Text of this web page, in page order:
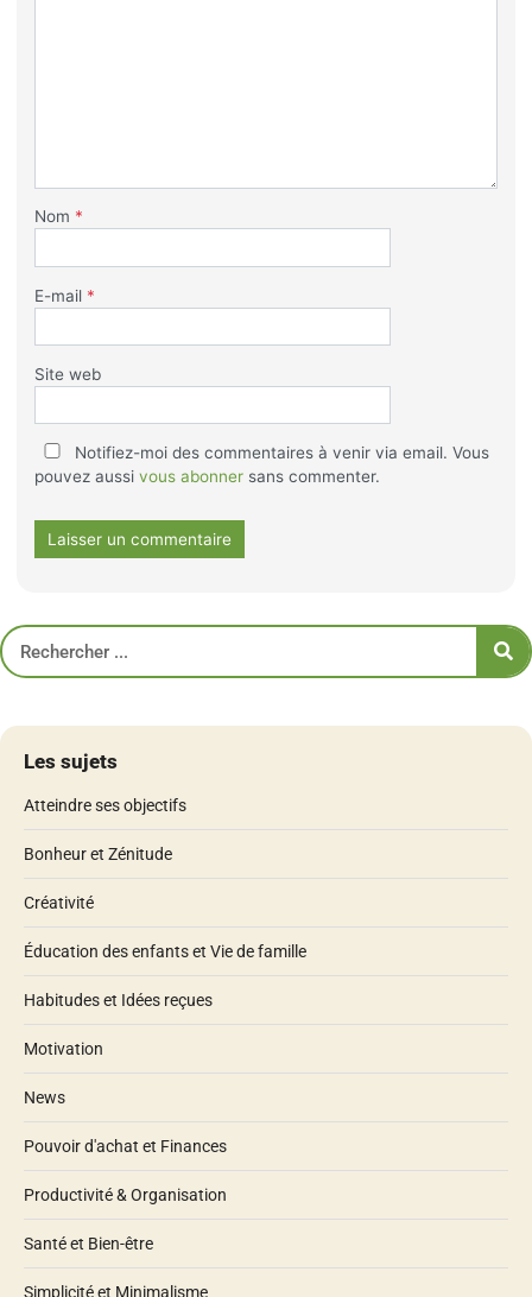
Nom *
E-mail *
Site web
Notifiez-moi des commentaires à venir via email. Vous
pouvez aussi vous abonnersans commenter.
Les sujets
Atteindre ses objectifs
Bonheur et Zénitude
Créativité
Éducation des enfants et Vie de famille
Habitudes et Idées reçues
Motivation
News
Pouvoir d'achat et Finances
Productivité & Organisation
Santé et Bien-être
Simplicité et Minimalisme